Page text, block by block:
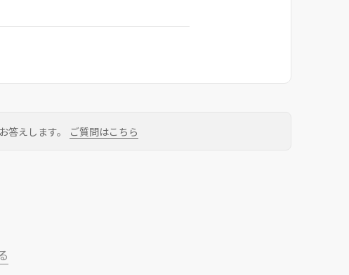
答えします。 ご質問はこちら